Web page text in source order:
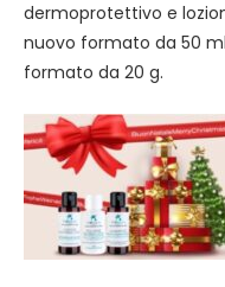
dermoprotettivo e
nuovo formato da 50
formato da 20 g.